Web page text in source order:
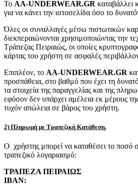
Το AA-UNDERWEAR.GR καταβάλλει
για να κάνει την ιστοσελίδα όσο το
Όλες οι συναλλαγές μέσω πιστωτικών
διεκπεραιώνονται χρησιμοποιώντας την
Τράπεζας Πειραιώς, οι οποίες
κάρτας του χρήστη σε ασφαλές
Επιπλέον, το AA-UNDERWEAR.GR
προσπάθεια, στο βαθμό που έχει τη
τα στοιχεία της παραγγελίας και της
εφόσον δεν υπάρχει αμέλεια εκ μέρους
τυχόν απώλεια σε βάρος του χρήστη.
2) Πληρωμή με Τραπεζική Κατάθεση.
Ο χρήστης μπορεί να καταθέσει το ποσό
τραπεζικό λογαριασμό:
ΤΡΑΠΕΖΑ ΠΕΙΡΑΙΩΣ
IBAN: